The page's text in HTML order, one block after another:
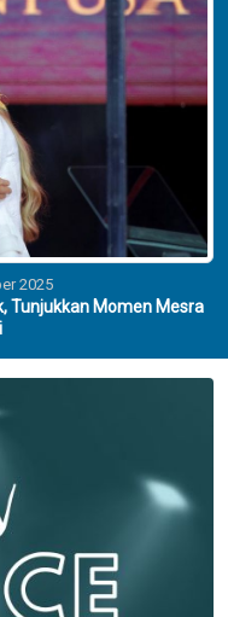
2025
Tunjukkan Momen Mesra